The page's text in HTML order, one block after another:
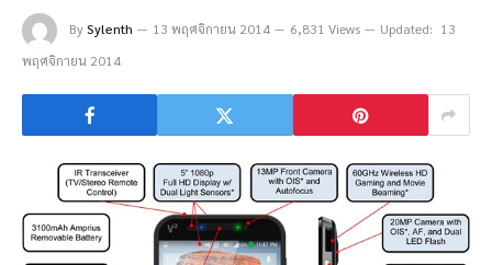
BySylenth 13 พฤศจิกายน 2014 6,831 Views Updated: 13
พฤศจิกายน 2014